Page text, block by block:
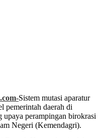
Sistem mutasi aparatur
pemerintah daerah di
perampingan birokrasi
Negeri (Kemendagri).